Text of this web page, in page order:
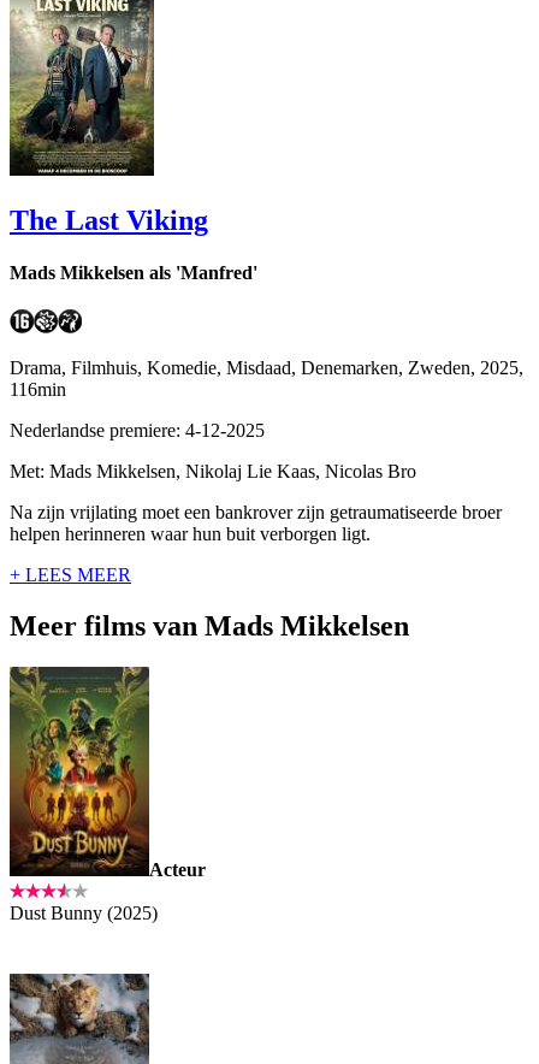
The Last Viking
Mads Mikkelsen als 'Manfred'
Drama, Filmhuis, Komedie, Misdaad, Denemarken, Zweden, 2025,
116min
Nederlandse premiere: 4-12-2025
Met: Mads Mikkelsen, Nikolaj Lie Kaas, Nicolas Bro
Na zijn vrijlating moet een bankrover zijn getraumatiseerde broer
helpen herinneren waar hun buit verborgen ligt.
+ LEES MEER
Meer films van Mads Mikkelsen
Acteur
Dust Bunny (2025)